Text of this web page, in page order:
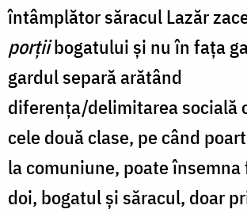
întâmplător săracul Lazăr
porțiibogatului și nu în fața
gardul separă arătând
diferența/delimitarea socială
cele două clase, pe când
la comuniune, poate
doi, bogatul și săracul, doar